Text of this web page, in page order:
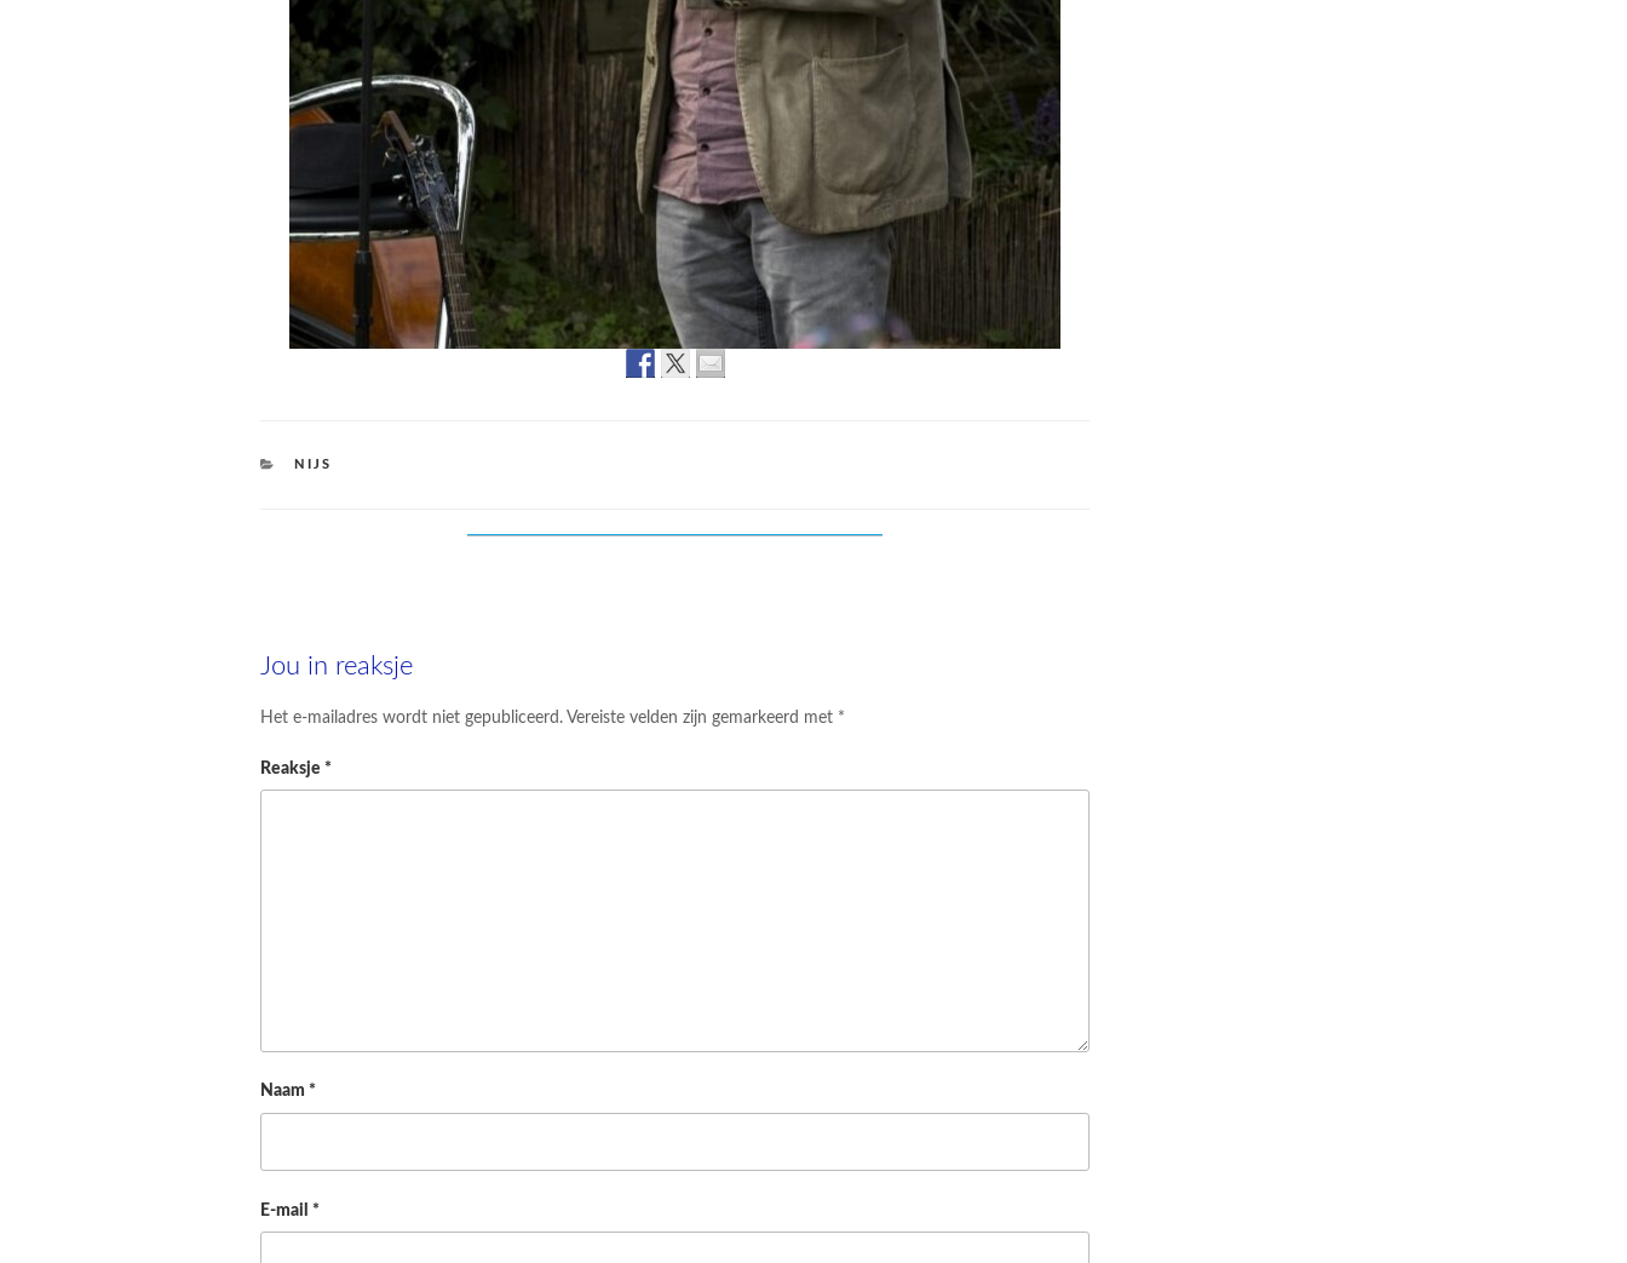
CATEGORIES
NIJS
Jou in reaksje
Het e-mailadres wordt niet gepubliceerd. Vereiste velden zijn gemarkeerd met *
Reaksje*
Naam*
E-mail*